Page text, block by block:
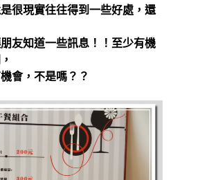
很現實往往得到一些好處，還
友知道一些訊息！！至少有機
會，不是嗎？？